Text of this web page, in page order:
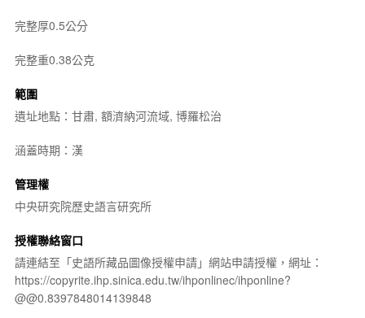
完整厚0.5公分
完整重0.38公克
範圍
遺址地點：甘肅, 額濟納河流域, 博羅松治
涵蓋時期：漢
管理權
中央研究院歷史語言研究所
授權聯絡窗口
請連結至「史語所藏品圖像授權申請」網站申請授權，網址：
https://copyrite.ihp.sinica.edu.tw/ihponlinec/ihponline?
@@0.8397848014139848